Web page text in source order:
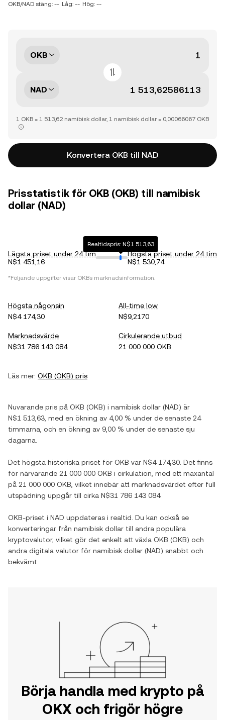
OKB/NAD stäng: -- Låg: -- Hög: --
OKB
NAD
1 OKB = 1 513,62 namibisk dollar, 1 namibisk dollar = 0,00066067 OKB
Konvertera OKB till NAD
Prisstatistik för OKB (OKB) till namibisk
dollar (NAD)
Lägsta priset under 24 tim
N$1 451,16
Realtidspris: N$1 513,63
Högsta priset under 24 tim
N$1 530,74
*Följande uppgifter visar OKBs marknadsinformation.
Högsta någonsin
N$4 174,30
All-time low
N$9,2170
Marknadsvärde
N$31 786 143 084
Cirkulerande utbud
21 000 000 OKB
Läs mer: OKB (OKB) pris
Nuvarande pris på OKB (OKB) i namibisk dollar (NAD) är
N$1 513,63 , med en ökning av 4,00 % under de senaste 24
timmarna, och en ökning av 9,00 % under de senaste sju
dagarna.
Det högsta historiska priset för OKB var N$4 174,30 . Det finns
för närvarande 21 000 000 OKB i cirkulation, med ett maxantal
på 21 000 000 OKB , vilket innebär att marknadsvärdet efter full
utspädning uppgår till cirka N$31 786 143 084.
OKB-priset i NAD uppdateras i realtid. Du kan också se
konverteringar från namibisk dollar till andra populära
kryptovalutor, vilket gör det enkelt att växla OKB (OKB) och
andra digitala valutor för namibisk dollar (NAD) snabbt och
bekvämt.
Börja handla med krypto på
OKX och frigör högre